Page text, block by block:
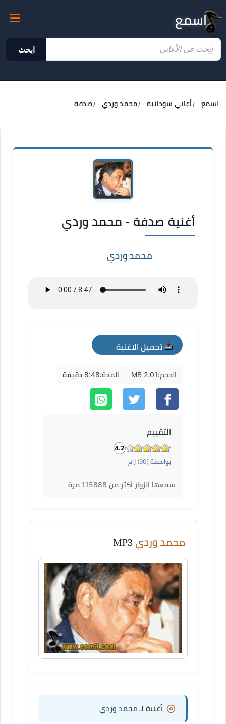
اسمع
ابحث
اسمع أغاني سودانية محمد وردي صدفة
أغنية صدفة - محمد وردي
محمد وردي
تحميل الاغنية
mp3
الحجم:2.01 MB المدة:8:48 دقيقة
التقييم
4.2
بواسطة (90) زائر
سمعها الزوار أكثر من 115888 مرة
محمد وردي
أغنية لـ محمد وردي